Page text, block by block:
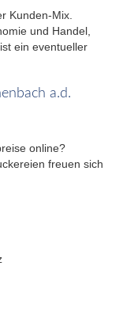
Kunden-Mix.
und Handel,
ein eventueller
a.d.
online?
freuen sich